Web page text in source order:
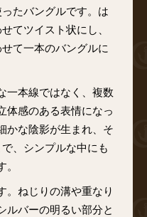
たバングルです。は
てツイスト状にし、
て一本のバングルに
一本線ではなく、複数
体感のある表情になっ
かな陰影が生まれ、そ
、シンプルな中にも
。ねじりの溝や重なり
ルバーの明るい部分と